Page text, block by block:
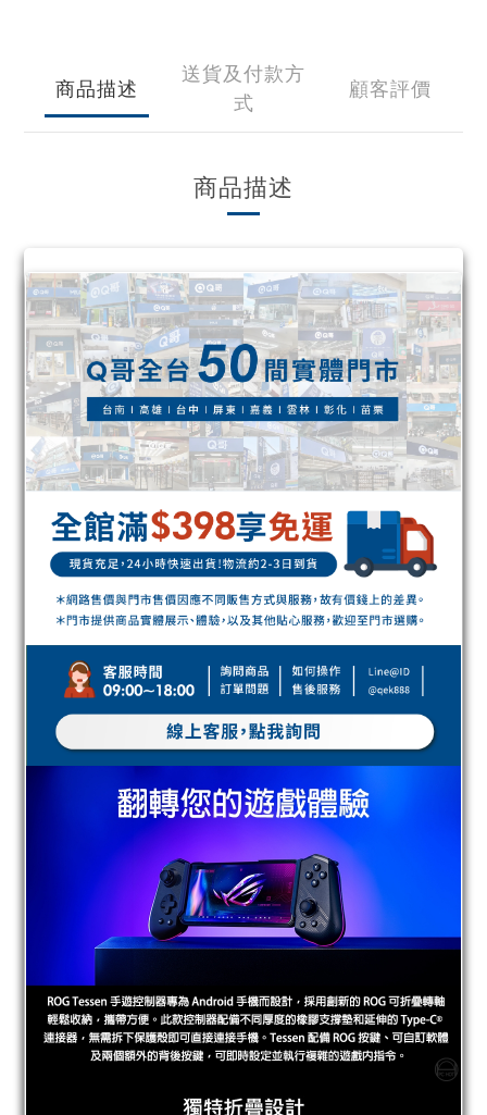
商品描述
送貨及付款方
式
顧客評價
商品描述